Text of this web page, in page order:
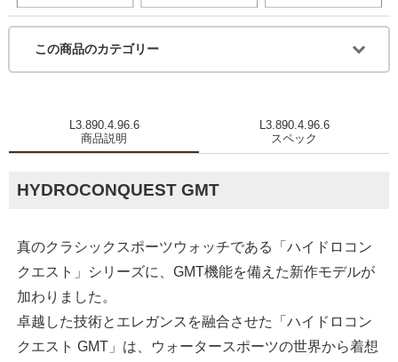
この商品のカテゴリー
L3.890.4.96.6
商品説明
L3.890.4.96.6
スペック
HYDROCONQUEST GMT
真のクラシックスポーツウォッチである「ハイドロコン
クエスト」シリーズに、GMT機能を備えた新作モデルが
加わりました。
卓越した技術とエレガンスを融合させた「ハイドロコン
クエスト GMT」は、ウォータースポーツの世界から着想